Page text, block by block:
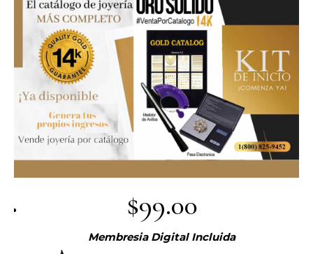
$99.00
Membresia Digital Incluida